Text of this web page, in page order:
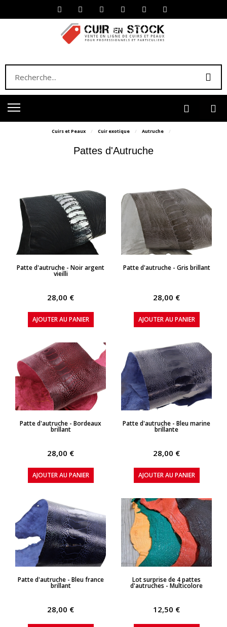
Cuirs et Peaux Cuir exotique Autruche
Pattes d'Autruche
APERÇU RAPIDE
Patte d'autruche - Noir argent
vieilli
28,00 €
AJOUTER AU PANIER
APERÇU RAPIDE
Patte d'autruche - Gris brillant
28,00 €
AJOUTER AU PANIER
APERÇU RAPIDE
Patte d'autruche - Bordeaux
brillant
28,00 €
AJOUTER AU PANIER
APERÇU RAPIDE
Patte d'autruche - Bleu marine
brillante
28,00 €
AJOUTER AU PANIER
APERÇU RAPIDE
Patte d'autruche - Bleu france
brillant
28,00 €
APERÇU RAPIDE
Lot surprise de 4 pattes
d'autruches - Multicolore
12,50 €